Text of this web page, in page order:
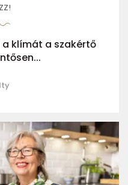
a klímát a szakértő